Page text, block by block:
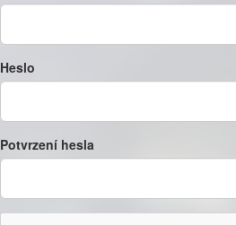
Heslo
Potvrzení hesla